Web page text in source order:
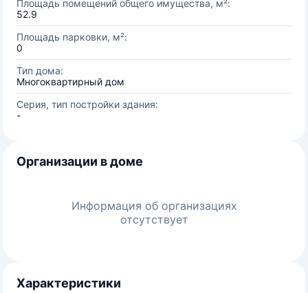
Площадь помещений общего имущества, м²:
52.9
Площадь парковки, м²:
0
Тип дома:
Многоквартирный дом
Серия, тип постройки здания:
-
Организации в доме
Информация об организациях
отсутствует
Характеристики